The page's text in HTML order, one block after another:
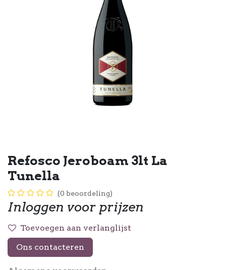
Refosco Jeroboam 3lt La
Tunella
(0 beoordeling)
Inloggen voor prijzen
Toevoegen aan verlanglijst
Ons contacteren